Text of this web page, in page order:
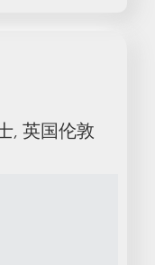
, 英国伦敦